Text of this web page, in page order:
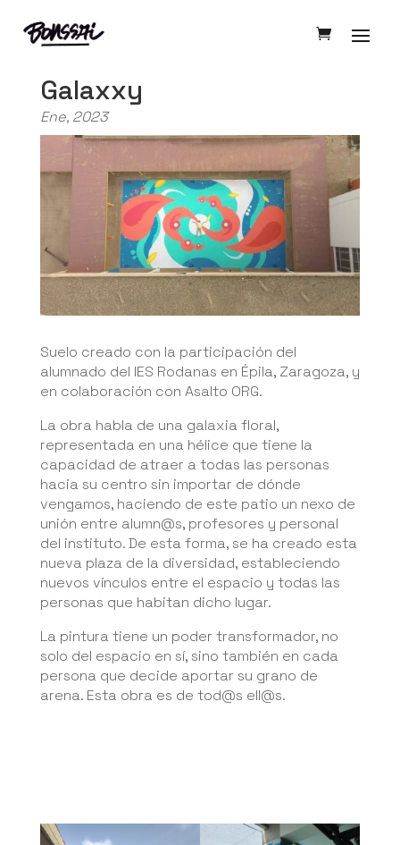
Galaxxy
Ene, 2023
Suelo creado con la participación del
alumnado del IES Rodanas en Épila, Zaragoza, y
en colaboración con Asalto ORG.
La obra habla de una galaxia floral,
representada en una hélice que tiene la
capacidad de atraer a todas las personas
hacia su centro sin importar de dónde
vengamos, haciendo de este patio un nexo de
unión entre alumn@s, profesores y personal
del instituto. De esta forma, se ha creado esta
nueva plaza de la diversidad, estableciendo
nuevos vínculos entre el espacio y todas las
personas que habitan dicho lugar.
La pintura tiene un poder transformador, no
solo del espacio en sí, sino también en cada
persona que decide aportar su grano de
arena. Esta obra es de tod@s ell@s.